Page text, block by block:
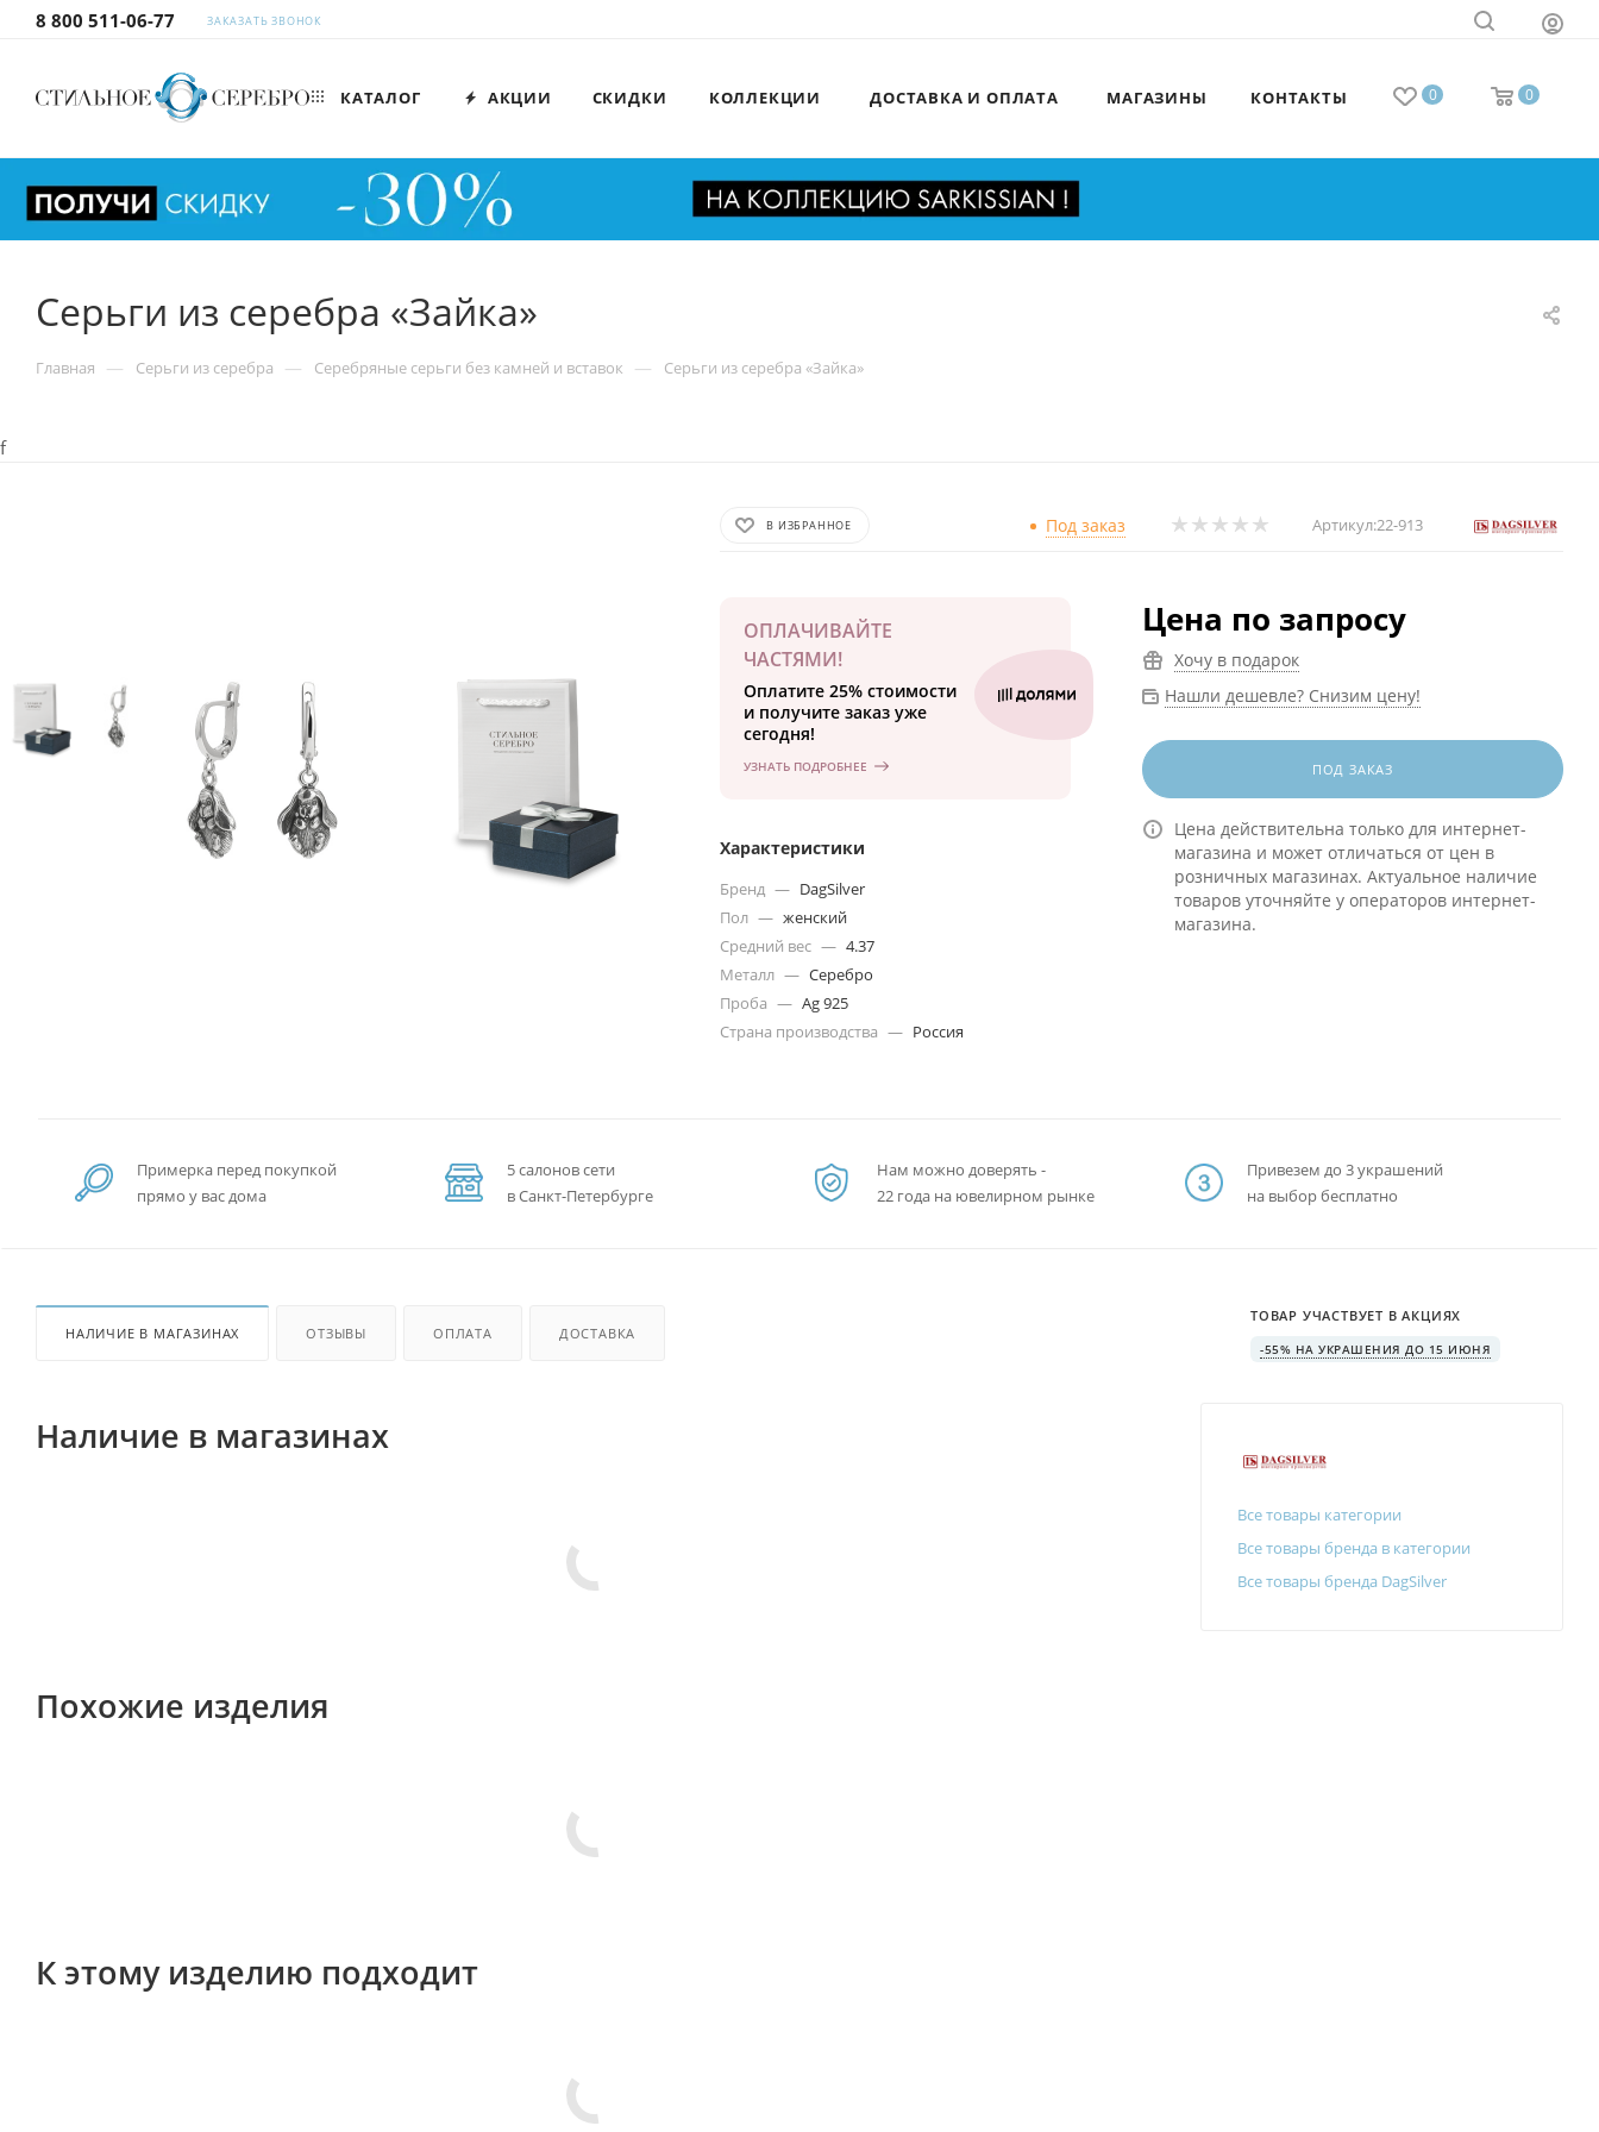
8 800 511-06-77 ЗАКАЗАТЬ ЗВОНОК
0 0
КАТАЛОГ АКЦИИ СКИДКИ КОЛЛЕКЦИИ ДОСТАВКА И ОПЛАТА МАГАЗИНЫ КОНТАКТЫ
Серьги из серебра «Зайка»
Главная — Серьги из серебра — Серебряные серьги без камней и вставок — Серьги из серебра «Зайка»
f
В ИЗБРАННОЕ Под заказ Артикул:22-913
ОПЛАЧИВАЙТЕ
ЧАСТЯМИ!
Оплатите 25% стоимости
и получите заказ уже
сегодня!
УЗНАТЬ ПОДРОБНЕЕ
Характеристики
Бренд — DagSilver
Пол — женский
Средний вес — 4.37
Металл — Серебро
Проба — Ag 925
Страна производства — Россия
Цена по запросу
Хочу в подарок
Нашли дешевле? Снизим цену!
ПОД ЗАКАЗ
Цена действительна только для интернет-
магазина и может отличаться от цен в
розничных магазинах. Актуальное наличие
товаров уточняйте у операторов интернет-
магазина.
Примерка перед покупкой
прямо у вас дома
5 салонов сети
в Санкт-Петербурге
Нам можно доверять -
22 года на ювелирном рынке
Привезем до 3 украшений
на выбор бесплатно
НАЛИЧИЕ В МАГАЗИНАХ ОТЗЫВЫ ОПЛАТА ДОСТАВКА
Наличие в магазинах
Похожие изделия
К этому изделию подходит
ТОВАР УЧАСТВУЕТ В АКЦИЯХ
-55% НА УКРАШЕНИЯ ДО 15 ИЮНЯ
Все товары категории
Все товары бренда в категории
Все товары бренда DagSilver